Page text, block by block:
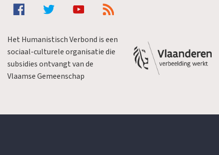
Het Humanistisch Verbond is een
sociaal-culturele organisatie die
subsidies ontvangt van de
Vlaamse Gemeenschap